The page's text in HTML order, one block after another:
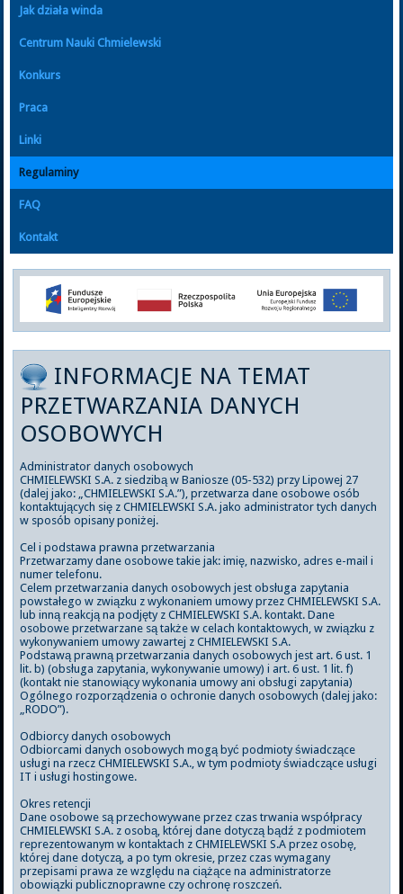
Jak działa winda
Centrum Nauki Chmielewski
Konkurs
Praca
Linki
Regulaminy
FAQ
Kontakt
INFORMACJE NA TEMAT
PRZETWARZANIA DANYCH
OSOBOWYCH
Administrator danych osobowych
CHMIELEWSKI S.A. z siedzibą w Baniosze (05-532) przy Lipowej 27
(dalej jako: „CHMIELEWSKI S.A.”), przetwarza dane osobowe osób
kontaktujących się z CHMIELEWSKI S.A. jako administrator tych danych
w sposób opisany poniżej.
Cel i podstawa prawna przetwarzania
Przetwarzamy dane osobowe takie jak: imię, nazwisko, adres e-mail i
numer telefonu.
Celem przetwarzania danych osobowych jest obsługa zapytania
powstałego w związku z wykonaniem umowy przez CHMIELEWSKI S.A.
lub inną reakcją na podjęty z CHMIELEWSKI S.A. kontakt. Dane
osobowe przetwarzane są także w celach kontaktowych, w związku z
wykonywaniem umowy zawartej z CHMIELEWSKI S.A.
Podstawą prawną przetwarzania danych osobowych jest art. 6 ust. 1
lit. b) (obsługa zapytania, wykonywanie umowy) i art. 6 ust. 1 lit. f)
(kontakt nie stanowiący wykonania umowy ani obsługi zapytania)
Ogólnego rozporządzenia o ochronie danych osobowych (dalej jako:
„RODO”).
Odbiorcy danych osobowych
Odbiorcami danych osobowych mogą być podmioty świadczące
usługi na rzecz CHMIELEWSKI S.A., w tym podmioty świadczące usługi
IT i usługi hostingowe.
Okres retencji
Dane osobowe są przechowywane przez czas trwania współpracy
CHMIELEWSKI S.A. z osobą, której dane dotyczą bądź z podmiotem
reprezentowanym w kontaktach z CHMIELEWSKI S.A przez osobę,
której dane dotyczą, a po tym okresie, przez czas wymagany
przepisami prawa ze względu na ciążące na administratorze
obowiązki publicznoprawne czy ochronę roszczeń.